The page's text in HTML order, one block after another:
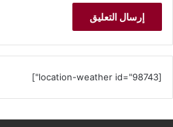
[location-weather id="98743"]